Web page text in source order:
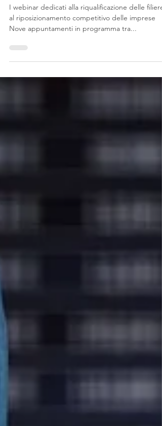
ECONOMIA CIRCOLARE
VETTORE DI INNOVAZIONE
I webinar dedicati alla riqualificazione delle filiere
Nove appuntamenti in programma tra...